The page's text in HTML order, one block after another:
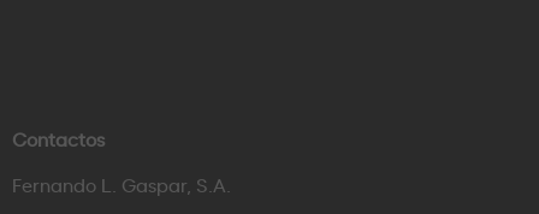
Contactos
Fernando L. Gaspar, S.A.